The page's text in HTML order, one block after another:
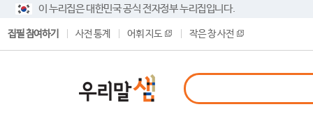
이 누리집은 대한민국 공식 전자정부 누리집입니다.
집필 참여하기 사전 통계 어휘 지도 작은 창 사전